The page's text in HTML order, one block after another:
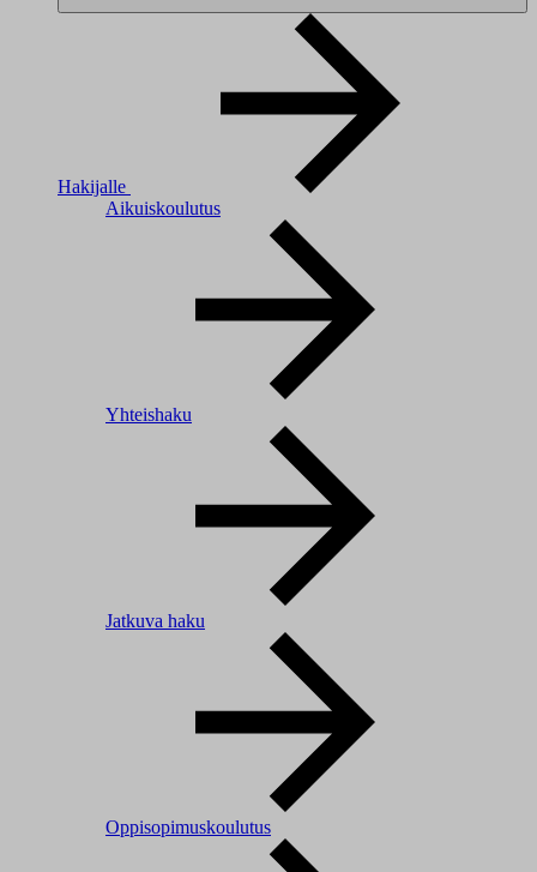
Hakijalle
Aikuiskoulutus
Yhteishaku
Jatkuva haku
Oppisopimuskoulutus